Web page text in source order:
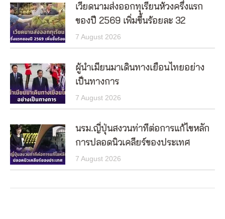
เวียดนามส่งออกทุเรียนห้วงครึ่งแรก
ของปี 2569 เพิ่มขึ้นร้อยละ 32
7 August 2026
ผู้นำเมียนมาเดินทางเยือนไทยอย่าง
เป็นทางการ
7 August 2026
นรม.ญี่ปุ่นสงวนท่าทีต่อการแก้ไขหลัก
การปลอดนิวเคลียร์ของประเทศ
7 August 2026